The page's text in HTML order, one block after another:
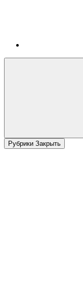
Рубрики Закрыть